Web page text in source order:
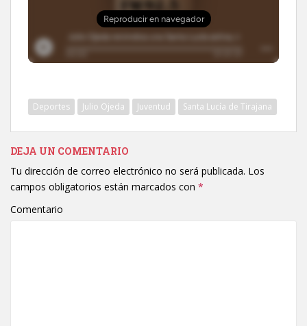
Deportes Julio Ojeda Juventud Santa Lucía de Tirajana
DEJA UN COMENTARIO
Tu dirección de correo electrónico no será publicada. Los
campos obligatorios están marcados con *
Comentario